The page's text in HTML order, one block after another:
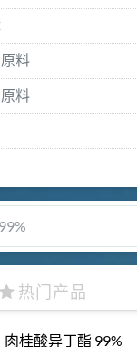
料
料
热门产品
肉桂酸异丁酯 99%